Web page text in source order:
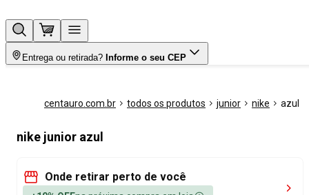
Entrega ou retirada? Informe o seu CEP
centauro.com.br todos os produtos junior nike azul
nike junior azul
Onde retirar perto de você